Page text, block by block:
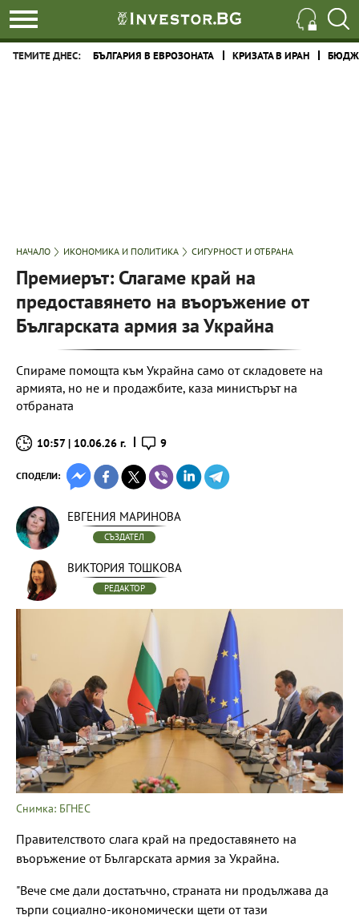
ТЕМИТЕ ДНЕС: БЪЛГАРИЯ В ЕВРОЗОНАТА КРИЗАТА В ИРАН
НАЧАЛО ИКОНОМИКА И ПОЛИТИКА СИГУРНОСТ И ОТБРАНА
Премиерът: Слагаме край на
предоставянето на въоръжение от
Българската армия за Украйна
Спираме помощта към Украйна само от складовете на
армията, но не и продажбите, каза министърът на
отбраната
10:57 | 10.06.26 г. 9
СПОДЕЛИ:
ЕВГЕНИЯ МАРИНОВА
СЪЗДАТЕЛ
ВИКТОРИЯ ТОШКОВА
РЕДАКТОР
Снимка: БГНЕС
Правителството слага край на предоставянето на
въоръжение от Българската армия за Украйна.
"Вече сме дали достатъчно, страната ни продължава да
търпи социално-икономически щети от тази